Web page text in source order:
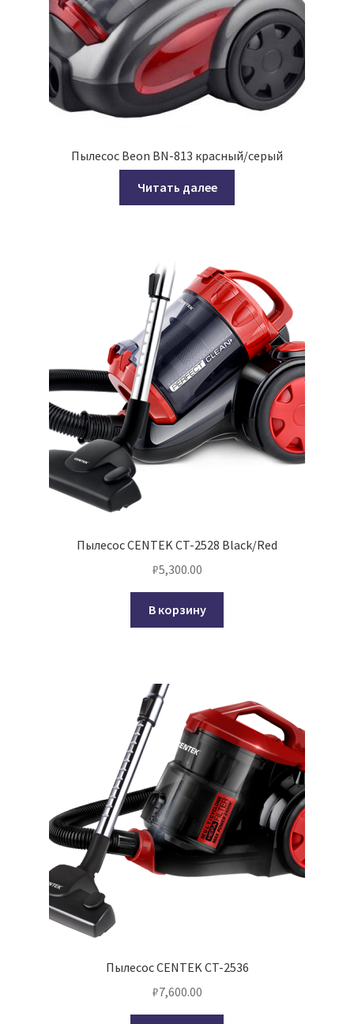
Пылесос Beon BN-813 красный/серый
Читать далее
Пылесос CENTEK CT-2528 Black/Red
₽5,300.00
В корзину
Пылесос CENTEK CT-2536
₽7,600.00